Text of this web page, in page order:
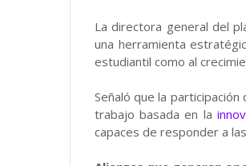
La directora general del
una herramienta
estudiantil como al
Señaló que la
trabajo basada en la
capaces de responder a